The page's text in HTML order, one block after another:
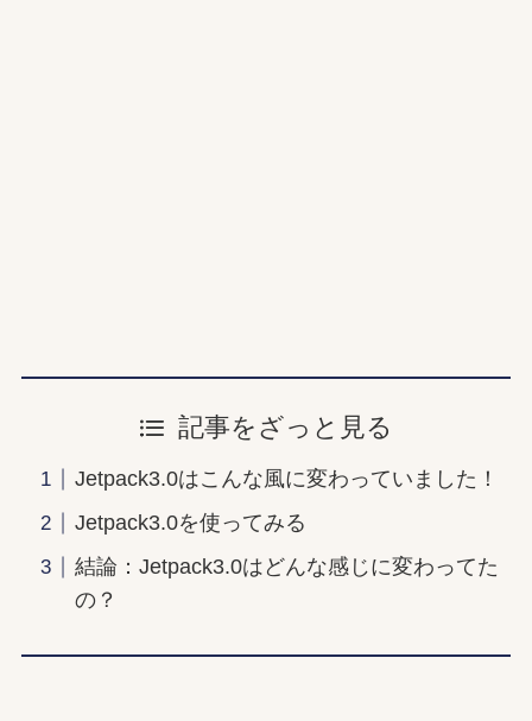
記事をざっと見る
Jetpack3.0はこんな風に変わっていました！
Jetpack3.0を使ってみる
結論：Jetpack3.0はどんな感じに変わってた
の？